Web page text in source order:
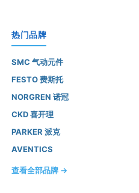
热门品牌
SMC 气动元件
FESTO 费斯托
NORGREN 诺冠
CKD 喜开理
PARKER 派克
AVENTICS
查看全部品牌 →